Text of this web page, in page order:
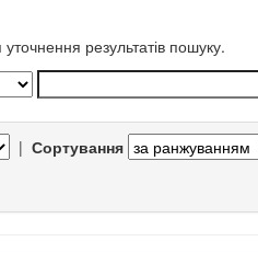
результатів пошуку.
| Сортування